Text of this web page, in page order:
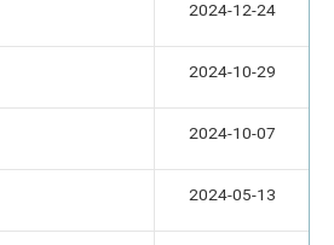
2024-12-24
2024-10-29
2024-10-07
2024-05-13